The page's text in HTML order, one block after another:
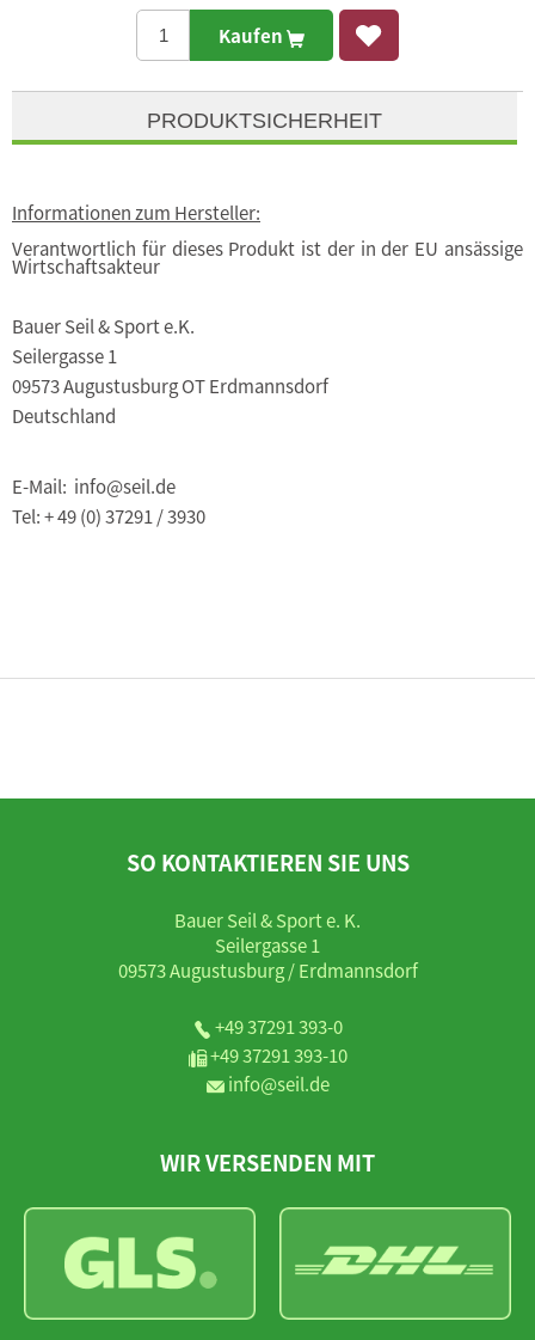
Kaufen
PRODUKTSICHERHEIT
Informationen zum Hersteller:
Verantwortlich für dieses Produkt ist der in der EU ansässige
Wirtschaftsakteur
Bauer Seil & Sport e.K.
Seilergasse 1
09573 Augustusburg OT Erdmannsdorf
Deutschland
E-Mail: info@seil.de
Tel: + 49 (0) 37291 / 3930
SO KONTAKTIEREN SIE UNS
Bauer Seil & Sport e. K.
Seilergasse 1
09573 Augustusburg / Erdmannsdorf
+49 37291 393-0
+49 37291 393-10
info@seil.de
WIR VERSENDEN MIT